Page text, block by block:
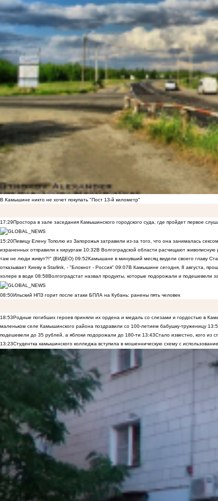
В Камышине никто не хочет покупать "Пост 13-й километр"
17:29Простора в зале заседания Камышинского городского суда, где пройдет первое
15:20Певицу Елену Тополю из Запорожья затравили из-за того, что она занималась
израненных отправили к хирургам 10:32В Волгоградской области расчищают
там не люди живут?!" (ВИДЕО) 09:52Камышане в минувший месяц видели своего главу
отказывает Киеву в Starlink, - "Блокнот - Россия" 09:07В Камышине сегодня, 8 августа,
холере в воде 08:58Волгоградстат назвал продукты, которые подорожали и подешевели
08:50Ильский НПЗ горит после атаки БПЛА на Кубань: ранены пять человек
18:53Родные погибших героев приняли их ордена и медаль со слезами и гордостью в
маленьком селе Камышинского района поздравили со 100-летием бабушку-труженицу
подешевели до 35 рублей, а яблоки подорожали до 180-ти 13:43Стало известно, кого из
13:23Студентка камышинского колледжа вступила в мошенническую схему с